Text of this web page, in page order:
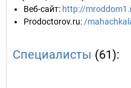
Веб-сайт: http://
Prodoctorov.ru: /
Специалисты (61):